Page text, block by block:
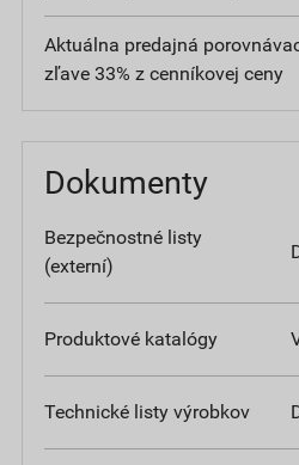
Aktuálna predajná
zľave 33% z cenníkovej ceny
Dokumenty
Bezpečnostné listy
(externí)
Produktové katalógy
Technické listy výrobkov